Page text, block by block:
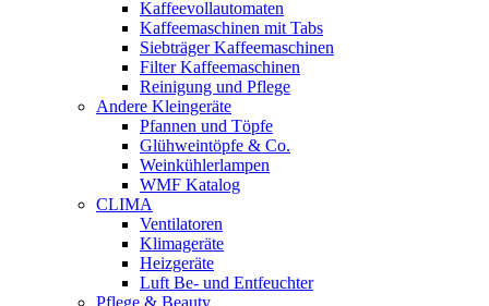
Kaffeevollautomaten
Kaffeemaschinen mit Tabs
Siebträger Kaffeemaschinen
Filter Kaffeemaschinen
Reinigung und Pflege
Andere Kleingeräte
Pfannen und Töpfe
Glühweintöpfe & Co.
Weinkühlerlampen
WMF Katalog
CLIMA
Ventilatoren
Klimageräte
Heizgeräte
Luft Be- und Entfeuchter
Pflege & Beauty